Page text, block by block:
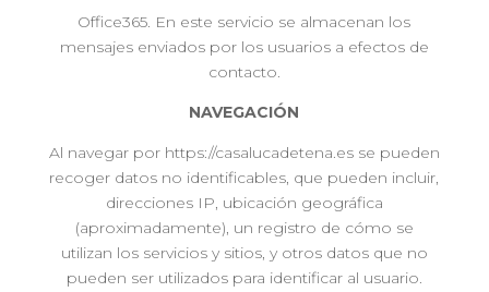
Office365. En este servicio se almacenan los
mensajes enviados por los usuarios a efectos de
contacto.
NAVEGACIÓN
Al navegar por https://casalucadetena.es se pueden
recoger datos no identificables, que pueden incluir,
direcciones IP, ubicación geográfica
(aproximadamente), un registro de cómo se
utilizan los servicios y sitios, y otros datos que no
pueden ser utilizados para identificar al usuario.